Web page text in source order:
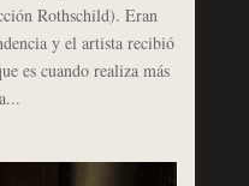
Rothschild). Eran
y el artista recibió
es cuando realiza más